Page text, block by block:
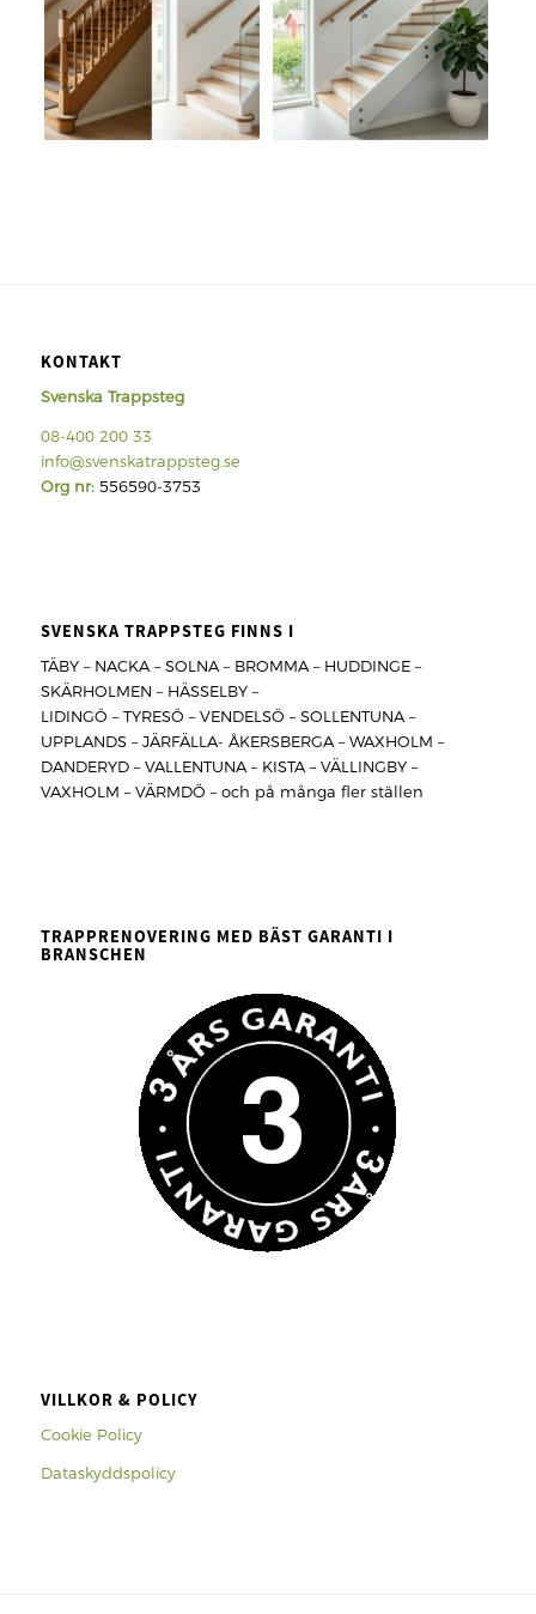
KONTAKT
Svenska Trappsteg
08-400 200 33
info@svenskatrappsteg.se
Org nr:556590-3753
SVENSKA TRAPPSTEG FINNS I
TÄBY – NACKA – SOLNA – BROMMA – HUDDINGE –
SKÄRHOLMEN – HÄSSELBY –
LIDINGÖ – TYRESÖ – VENDELSÖ – SOLLENTUNA –
UPPLANDS – JÄRFÄLLA- ÅKERSBERGA – WAXHOLM –
DANDERYD – VALLENTUNA – KISTA – VÄLLINGBY –
VAXHOLM – VÄRMDÖ – och på många fler ställen
TRAPPRENOVERING MED BÄST GARANTI I
BRANSCHEN
VILLKOR & POLICY
Cookie Policy
Dataskyddspolicy